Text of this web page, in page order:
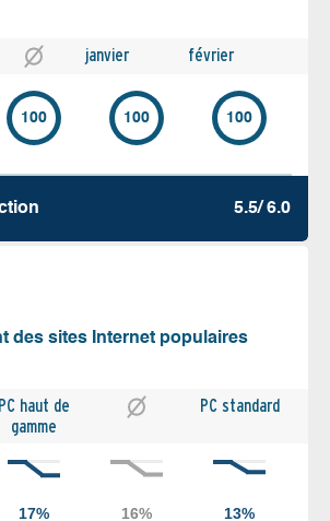
janvier février
100 100 100
5.5/ 6.0
des sites Internet populaires
PC haut de
gamme
PC standard